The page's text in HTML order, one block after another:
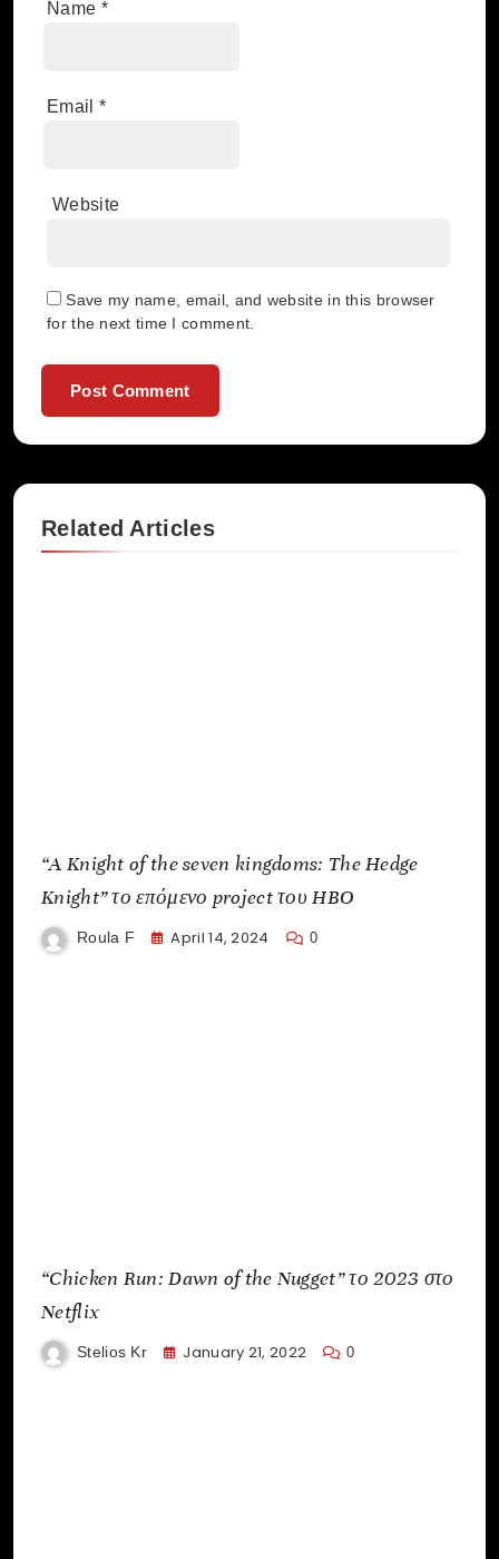
Name *
Email *
Website
Save my name, email, and website in this browser
for the next time I comment.
Related Articles
“A Knight of the seven kingdoms: The Hedge
Knight” το επόμενο project του HBO
Roula F April 14, 2024 0
“Chicken Run: Dawn of the Nugget” το 2023 στο
Netflix
Stelios Kr January 21, 2022 0